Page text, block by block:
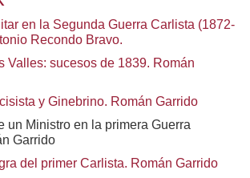
en la Segunda Guerra Carlista (1872-
Recondo Bravo.
Valles: sucesos de 1839. Román
y Ginebrino. Román Garrido
un Ministro en la primera Guerra
Garrido
del primer Carlista. Román Garrido